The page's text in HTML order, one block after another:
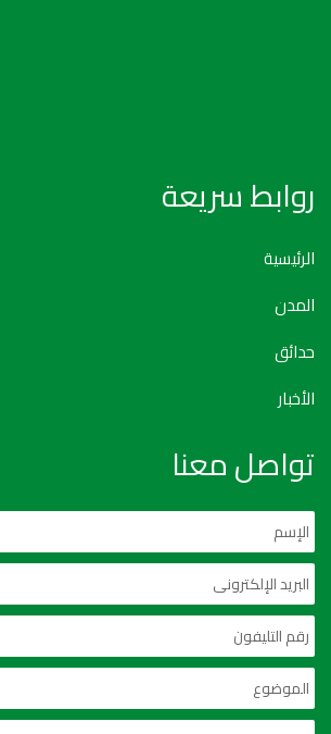
روابط سريعة
الرئيسية
المدن
حدائق
الأخبار
تواصل معنا